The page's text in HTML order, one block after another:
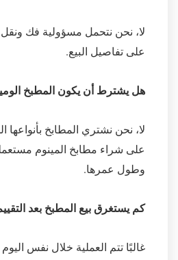
لا، نحن نتحمل مسؤولية فك ونقل
على تفاصيل البيع.
هل يشترط أن يكون المطبخ
لا، نحن نشتري المطابخ بأنواعها
على شراء مطابخ المينوم
وطول عمرها.
كم يستغرق بيع المطبخ بعد
غالبًا تتم العملية خلال نفس